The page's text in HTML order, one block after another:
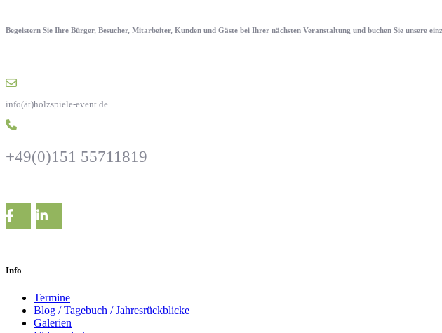
Begeistern Sie Ihre Bürger, Besucher, Mitarbeiter, Kunden und Gäste bei Ihrer nächsten Veranstaltung und buchen Sie unsere
info(ät)holzspiele-event.de
+49(0)151 55711819
Info
Termine
Blog / Tagebuch / Jahresrückblicke
Galerien